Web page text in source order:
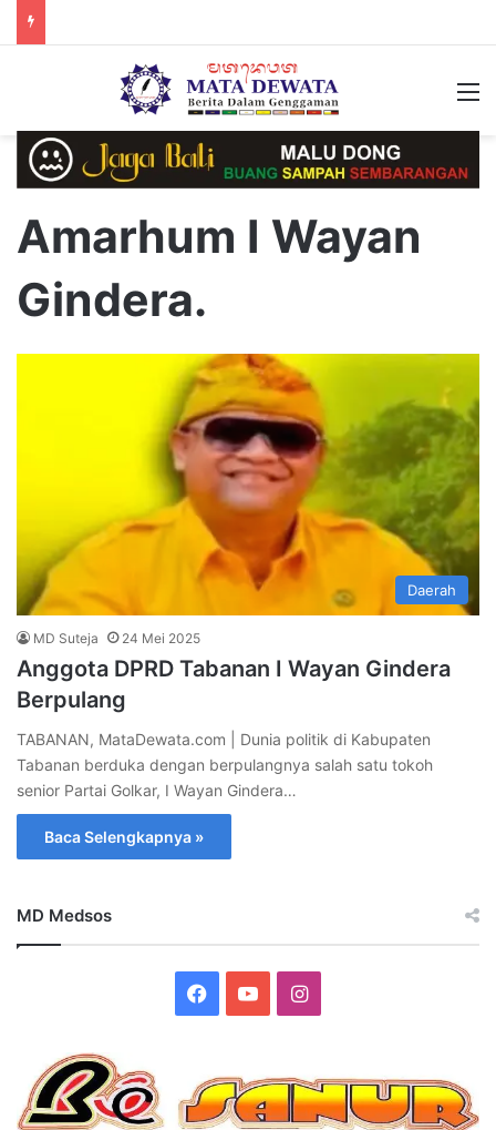
Amarhum I Wayan
Gindera.
Daerah
MD Suteja 24 Mei 2025
Anggota DPRD Tabanan I Wayan Gindera
Berpulang
TABANAN, MataDewata.com | Dunia politik di Kabupaten
Tabanan berduka dengan berpulangnya salah satu tokoh
senior Partai Golkar, I Wayan Gindera…
Baca Selengkapnya »
MD Medsos
Facebook
YouTubeInstagram